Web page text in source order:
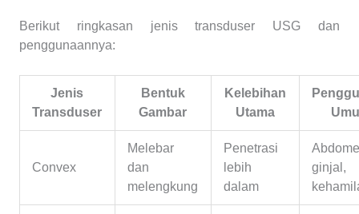
Berikut ringkasan jenis transduser USG dan
penggunaannya:
Jenis
Transduser
Bentuk
Gambar
Kelebihan
Utama
Convex
Melebar
dan
melengkung
Penetrasi
lebih
dalam
ginjal,